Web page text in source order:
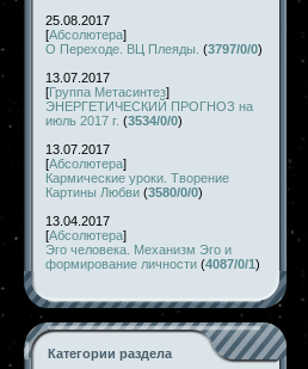
25.08.2017
[Абсолютера]
О Переходе. ВЦ Плеяды. (3797/0/0)
13.07.2017
[Группа Метасинтез]
ЭНЕРГЕТИЧЕСКИЙ ПРОГНОЗ на
июль 2017 г. (3534/0/0)
13.07.2017
[Абсолютера]
Кармические уроки. Творение
Картины Любви (3580/0/0)
13.04.2017
[Абсолютера]
Эго человека. Механизм Эго и
формирование личности (4087/0/1)
Категории раздела